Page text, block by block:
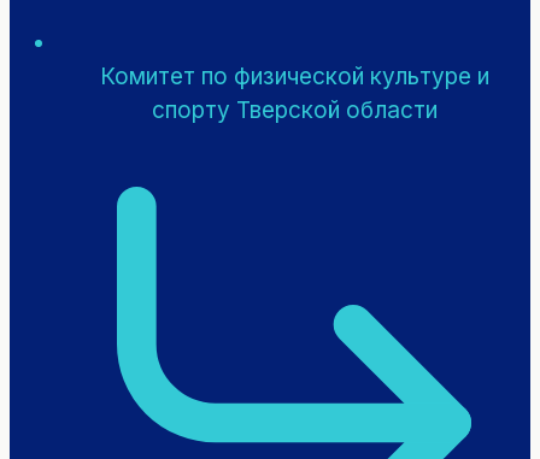
Комитет по физической культуре и
спорту Тверской области